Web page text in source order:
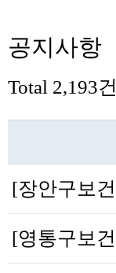
공지사항
Total 2,193건